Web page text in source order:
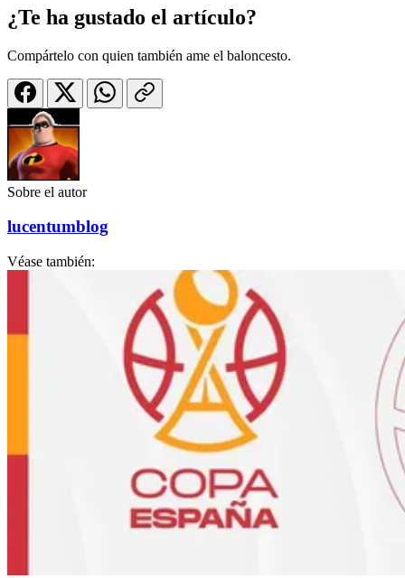
¿Te ha gustado el artículo?
Compártelo con quien también ame el baloncesto.
Sobre el autor
lucentumblog
Véase también: